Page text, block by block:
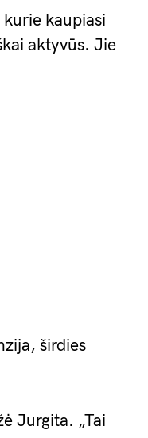
kaupiasi
aktyvūs. Jie
širdies
Jurgita. „Tai